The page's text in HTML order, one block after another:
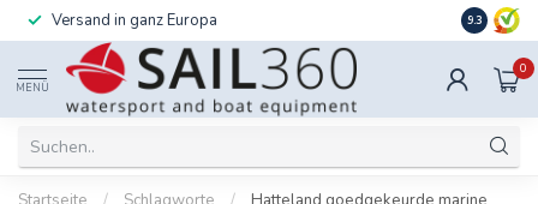
Versand in ganz Europa 9.3
MENÜ
0